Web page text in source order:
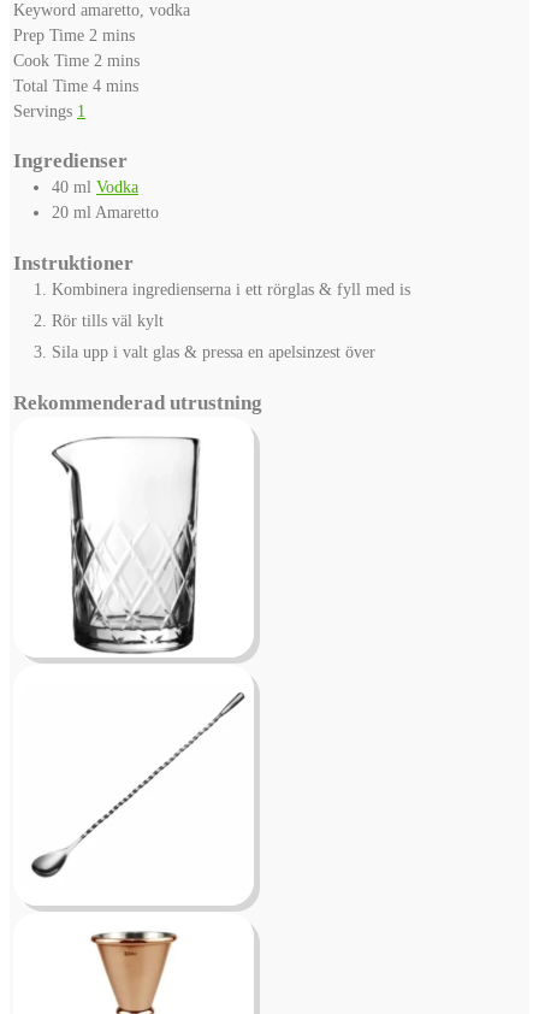
Keyword amaretto, vodka
Prep Time 2 minutes
mins
Cook Time 2 minutes
mins
Total Time 4minutes
mins
Servings 1
Ingredienser
40 ml Vodka
20 mlAmaretto
Instruktioner
Kombinera ingredienserna i ett rörglas & fyll med is
Rör tills väl kylt
Sila upp i valt glas & pressa en apelsinzest över
Rekommenderad utrustning